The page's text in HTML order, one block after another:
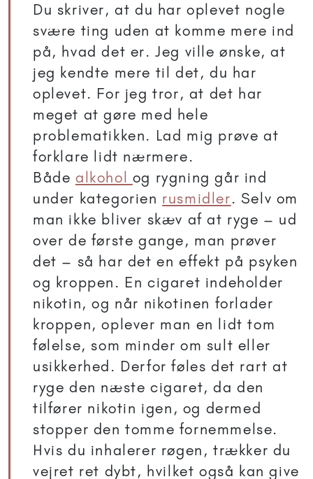
Du skriver, at du har oplevet nogle
svære ting uden at komme mere ind
på, hvad det er. Jeg ville ønske, at
jeg kendte mere til det, du har
oplevet. For jeg tror, at det har
meget at gøre med hele
problematikken. Lad mig prøve at
forklare lidt nærmere.
Både alkohol og rygning går ind
under kategorien rusmidler. Selv om
man ikke bliver skæv af at ryge – ud
over de første gange, man prøver
det – så har det en effekt på psyken
og kroppen. En cigaret indeholder
nikotin, og når nikotinen forlader
kroppen, oplever man en lidt tom
følelse, som minder om sult eller
usikkerhed. Derfor føles det rart at
ryge den næste cigaret, da den
tilfører nikotin igen, og dermed
stopper den tomme fornemmelse.
Hvis du inhalerer røgen, trækker du
vejret ret dybt, hvilket også kan give